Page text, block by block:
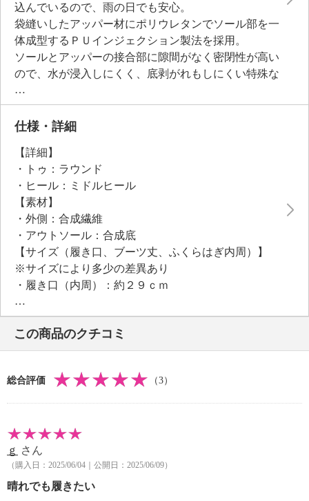
込んでいるので、雨の日でも安心。
袋縫いしたアッパー材にポリウレタンでソール部を一
体成型するＰＵインジェクション製法を採用。
ソールとアッパーの接合部に隙間がなく密閉性が高い
ので、水が浸入しにくく、底剥がれもしにくい特殊な
製法です。
また、この製法のソールは屈曲性が良くクッション性
にも優れています。
ラミック粒子を配合。
ウェーブ形状に設計することで多方向へのグリップに
も優れています。
インソールは取り外し可能で洗う事ができます。
シルエットを重視し、筒部の形状は細目に設計してい
るエレガントな印象のブーツです。
筒口にはファーをセット。
折り返し方で印象を変えて楽しむ事ができます。
仕様・詳細
【詳細】
・トゥ：ラウンド
・ヒール：ミドルヒール
【素材】
・外側：合成繊維
・アウトソール：合成底
【サイズ（履き口、ブーツ丈、ふくらはぎ内周）】
※サイズにより多少の差異あり
・履き口（内周）：約２９ｃｍ
・ブーツ丈：約２３ｃｍ
【サイズ（ワイズ）】
・３Ｅ
【サイズ（その他）】
※インソール含まず
【重さ】
【原産国（地）】
・日本製
この商品のクチコミ
総合評価 （3）
ｇ さん
（購入日：2025/06/04｜公開日：2025/06/09）
晴れでも履きたい